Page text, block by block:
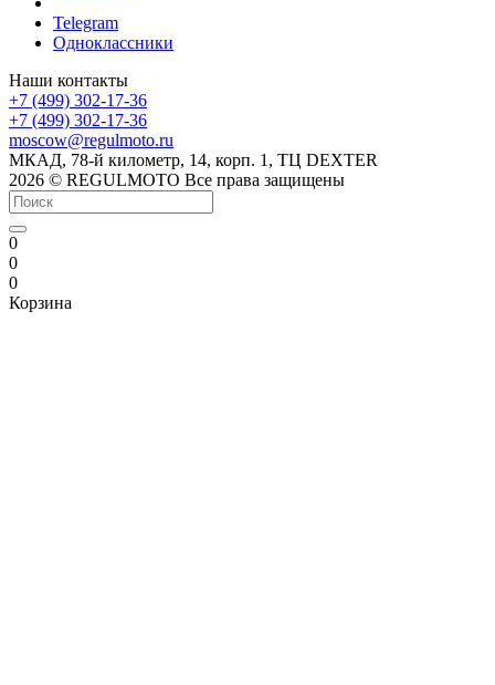
Telegram
Одноклассники
Наши контакты
+7 (499) 302-17-36
+7 (499) 302-17-36
moscow@regulmoto.ru
МКАД, 78-й километр, 14, корп. 1, ТЦ DEXTER
2026 © REGULMOTO Все права защищены
0
0
0
Корзина